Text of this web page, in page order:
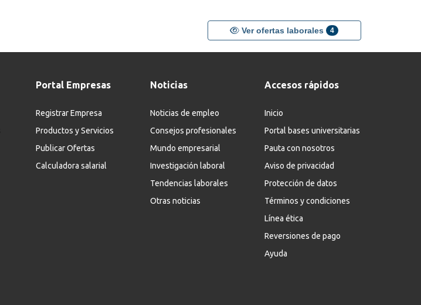
Ver ofertas laborales 4
Portal Empresas
Registrar Empresa
Productos y Servicios
Publicar Ofertas
Calculadora salarial
Noticias
Noticias de empleo
Consejos profesionales
Mundo empresarial
Investigación laboral
Tendencias laborales
Otras noticias
Accesos rápidos
Inicio
Portal bases universitarias
Pauta con nosotros
Aviso de privacidad
Protección de datos
Términos y condiciones
Línea ética
Reversiones de pago
Ayuda